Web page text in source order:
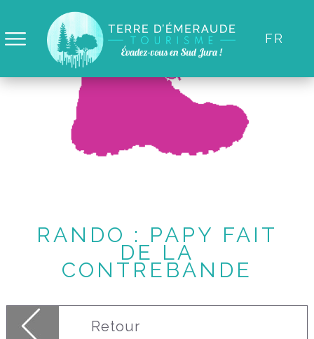
FR
RANDO : PAPY FAIT
DE LA
CONTREBANDE
Retour
Panneau de gestion des cookies